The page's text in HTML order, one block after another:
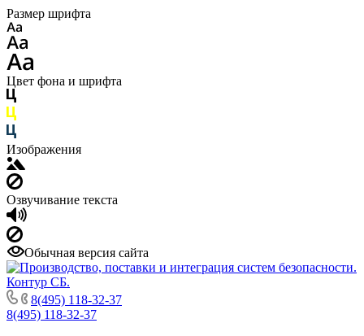
Размер шрифта
Цвет фона и шрифта
Изображения
Озвучивание текста
Обычная версия сайта
8(495) 118-32-37
8(495) 118-32-37